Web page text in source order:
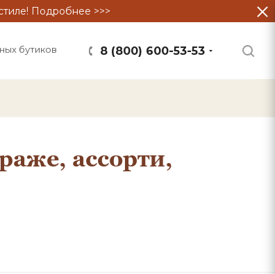
Подробнее >>>
8 (800) 600-53-53
бутиков
ассорти,